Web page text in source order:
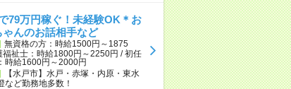
79万円稼ぐ！未経験OK＊お
ゃんのお話相手など
無資格の方：時給1500円～1875
福祉士：時給1800円～2250円 / 初任
時給1600円～2000円
【水戸市】水戸・赤塚・内原・東水
など勤務地多数！